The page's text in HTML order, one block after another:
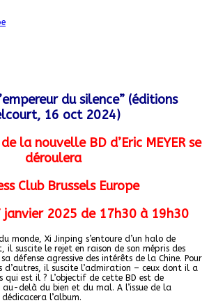
du silence” (éditions
16 oct 2024)
la nouvelle BD d’Eric MEYER se
déroulera
Club Brussels Europe
janvier 2025 de 17h30 à 19h30
monde, Xi Jinping s’entoure d’un halo de
il suscite le rejet en raison de son mépris des
défense agressive des intérêts de la Chine. Pour
d’autres, il suscite l’admiration – ceux dont il a
qui est il ? L’objectif de cette BD est de
delà du bien et du mal. A l’issue de la
l’album.